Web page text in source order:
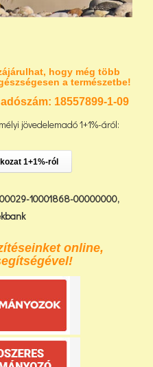
hogy még több
a természetbe!
18557899-1-09
jövedelemadó 1+1%-áról:
1+1%-ról
10001868-00000000,
online,